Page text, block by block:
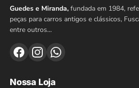
Guedes e Miranda, fundada em 1984,
peças para carros antigos e clássicos,
entre outros…
Nossa Loja